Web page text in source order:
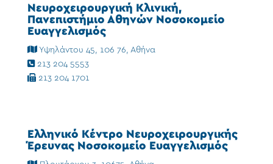
Νευροχειρουργική Κλινική,
Πανεπιστήμιο Αθηνών Νοσοκομείο
Ευαγγελισμός
Υψηλάντου 45, 106 76, Αθήνα
213 204 5553
213 204 1701
Ελληνικό Κέντρο Νευροχειρουργικής
Έρευνας Νοσοκομείο Ευαγγελισμός